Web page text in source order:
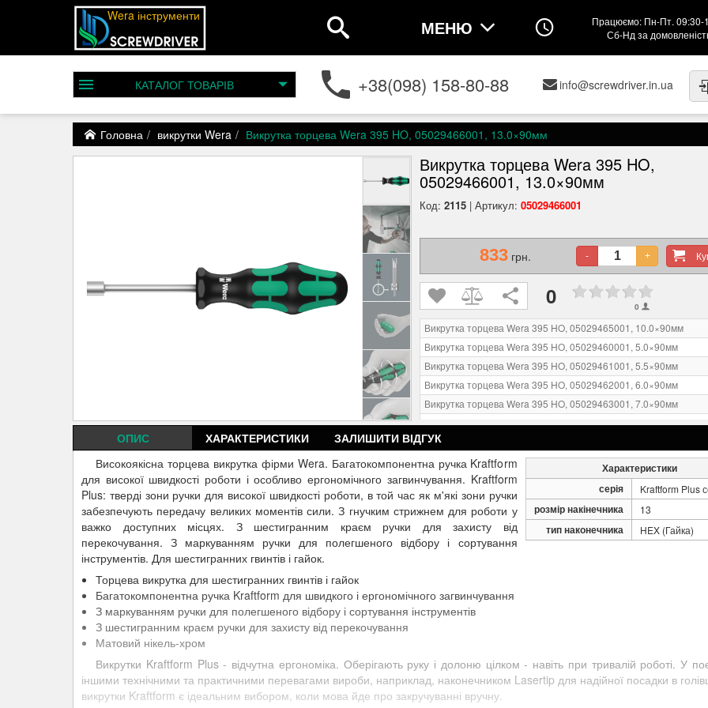
Wera інструменти
МЕНЮ
Працюємо: Пн-Пт. 09:30-
Сб-Нд за
КАТАЛОГ ТОВАРІВ +38(098) 158-80-88 info@screwdriver.in.ua
Головна викрутки Wera Викрутка торцева Wera 395 HO, 05029466001, 13.0×90мм
Викрутка торцева Wera 395 HO,
05029466001, 13.0×90мм
Код: 2115| Артикул: 05029466001
833 грн. - +
0 0
Викрутка торцева Wera 395 HO, 05029465001, 10.0×90мм
Викрутка торцева Wera 395 HO, 05029460001, 5.0×90мм
Викрутка торцева Wera 395 HO, 05029461001, 5.5×90мм
Викрутка торцева Wera 395 HO, 05029462001, 6.0×90мм
Викрутка торцева Wera 395 HO, 05029463001, 7.0×90мм
Викрутка торцева Wera 395 HO, 05029464001, 8.0×90мм
Викрутка торцева Wera 395 HO, 05029466001, 13.0×90мм
Викрутка торцева Wera 395 HO, 05029501001, 3/16"×90мм
Викрутка торцева Wera 395 HO, 05029502001, 1/4"×90мм
Викрутка торцева Wera 395 HO, 05029503001, 5/16"×90мм
Викрутка торцева Wera 395 HO, 05029504001, 11/32"×90мм
Викрутка торцева Wera 395 HO, 05029505001, 3/8"×90мм
ОПИС ХАРАКТЕРИСТИКИ ЗАЛИШИТИ ВІДГУК
Характеристики
серія
Kraftform Plus
розмір накінечника 13
тип наконечника HEX (Гайка)
Високоякісна торцева викрутка фірми Wera. Багатокомпонентна ручка Kraftform
для високої швидкості роботи і особливо ергономічного загвинчування. Kraftform
Plus: тверді зони ручки для високої швидкості роботи, в той час як м'які зони ручки
забезпечують передачу великих моментів сили. З гнучким стрижнем для роботи у
важко доступних місцях. З шестигранним краєм ручки для захисту від
перекочування. З маркуванням ручки для полегшеного відбору і сортування
інструментів. Для шестигранних гвинтів і гайок.
Торцева викрутка для шестигранних гвинтів і гайок
Багатокомпонентна ручка Kraftform для швидкого і ергономічного загвинчування
З маркуванням ручки для полегшеного відбору і сортування інструментів
З шестигранним краєм ручки для захисту від перекочування
Матовий нікель-хром
Викрутки Kraftform Plus - відчутна ергономіка. Оберігають руку і долоню цілком - навіть при тривалій роботі. У
іншими технічними та практичними перевагами вироби, наприклад, наконечником Lasertip для надійної посадки в
викрутки Kraftform є ідеальним вибором, коли мова йде про закручуванні вручну.